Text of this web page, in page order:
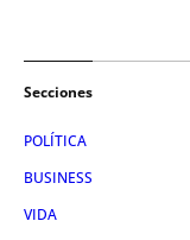
Secciones
POLÍTICA
BUSINESS
VIDA